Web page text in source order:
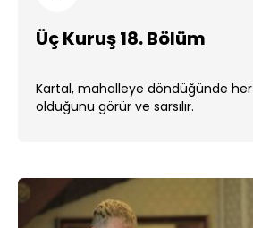
Üç Kuruş 18. Bölüm
Kartal, mahalleye döndüğünde
olduğunu görür ve sarsılır.